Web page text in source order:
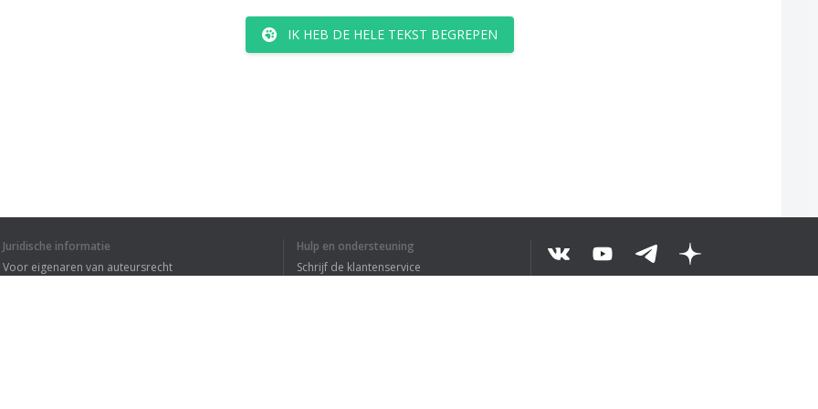
IK HEB DE HELE TEKST BEGREPEN
Juridische informatie
Voor eigenaren van auteursrecht
Hulp en ondersteuning
Schrijf de klantenservice